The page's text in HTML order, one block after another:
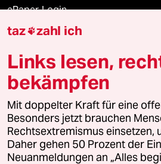
ePaper Login
Downloads für Abonnierende
© 2026 taz Verlags und Vertriebs
Alle Rechte vorbehalten. Bei rechtlichen
wenden Sie sich bitte an
lizenzen@taz.de
Feedback Redaktionsstatut
taz zahl ich
Links lesen,
bekämpfen
Mit doppelter Kraft für eine
Besonders jetzt brauchen
Rechtsextremismus einsetzen,
Daher gehen 50 Prozent der
Neuanmeldungen an „Alles